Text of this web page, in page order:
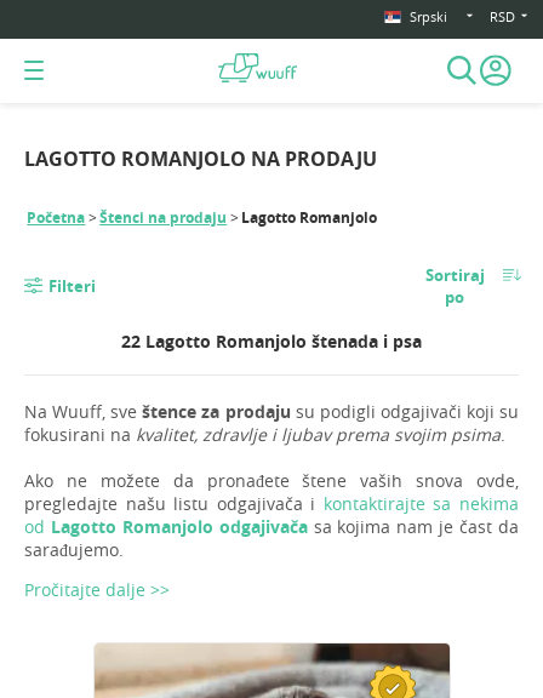
Srpski RSD
LAGOTTO ROMANJOLO NA PRODAJU
Početna Štenci na prodaju Lagotto Romanjolo
Filteri
Sortiraj
po
22 Lagotto Romanjolo štenada i psa
Na Wuuff, sveštence za prodaju su podigli odgajivači koji su
fokusirani na kvalitet, zdravlje i ljubav prema svojim psima.
Ako ne možete da pronađete štene vaših snova ovde,
pregledajte našu listu odgajivača i kontaktirajte sa nekima
od Lagotto Romanjolo odgajivačasa kojima nam je čast da
sarađujemo.
Pročitajte dalje >>